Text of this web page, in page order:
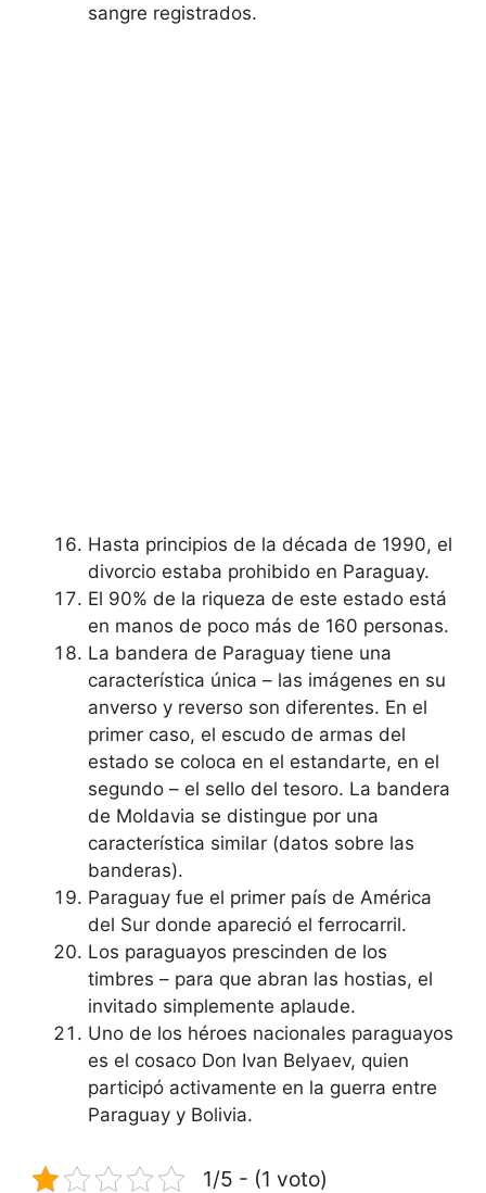
sangre registrados.
Hasta principios de la década de 1990, el
divorcio estaba prohibido en Paraguay.
El 90% de la riqueza de este estado está
en manos de poco más de 160 personas.
La bandera de Paraguay tiene una
característica única – las imágenes en su
anverso y reverso son diferentes. En el
primer caso, el escudo de armas del
estado se coloca en el estandarte, en el
segundo – el sello del tesoro. La bandera
de Moldavia se distingue por una
característica similar (datos sobre las
banderas).
Paraguay fue el primer país de América
del Sur donde apareció el ferrocarril.
Los paraguayos prescinden de los
timbres – para que abran las hostias, el
invitado simplemente aplaude.
Uno de los héroes nacionales paraguayos
es el cosaco Don Ivan Belyaev, quien
participó activamente en la guerra entre
Paraguay y Bolivia.
1/5 - (1 voto)